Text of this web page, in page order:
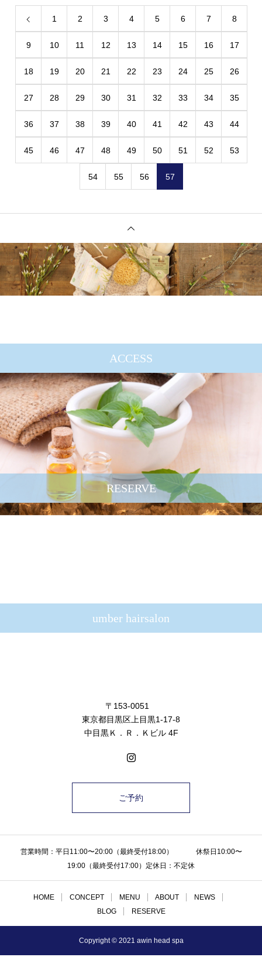
1 2 3 4 5 6 7 8
9 10 11 12 13 14 15 16 17
18 19 20 21 22 23 24 25 26
27 28 29 30 31 32 33 34 35
36 37 38 39 40 41 42 43 44
45 46 47 48 49 50 51 52 53
54 55 56 57
ACCESS
RESERVE
umber hairsalon
〒153-0051
東京都目黒区上目黒1-17-8
中目黒Ｋ．Ｒ．Ｋビル 4F
ご予約
営業時間：平日11:00〜20:00（最終受付18:00） 休祭日10:00〜
19:00（最終受付17:00）定休日：不定休
HOME CONCEPT MENU ABOUT
NEWS
BLOG
RESERVE
Copyright © 2021 awin head spa